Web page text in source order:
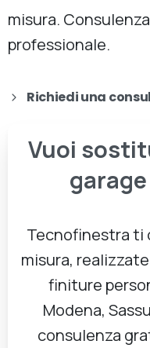
misura.
professionale.
Richiedi una
Vuoi
garage
Tecnofinestra ti
misura,
finiture
Modena,
consulenza